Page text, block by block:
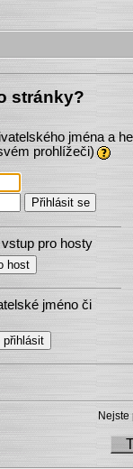
stránky?
jména a
prohlížeči)
pro hosty
jméno či
Nejste